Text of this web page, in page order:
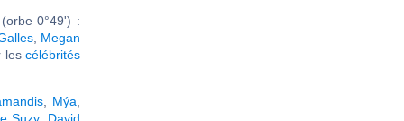
0°49') :
, Megan
lescélébrités
Mýa
Suzy, David